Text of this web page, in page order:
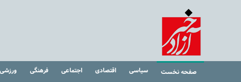
صفحه نخست سیاسی اقتصادی اجتماعی فرهنگی ورزشی